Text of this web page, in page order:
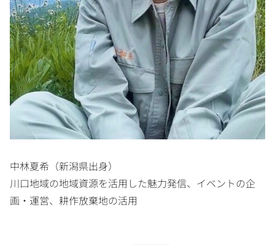
中林夏希（新潟県出身）
川口地域の地域資源を活用した魅力発信、イベントの企
画・運営、耕作放棄地の活用